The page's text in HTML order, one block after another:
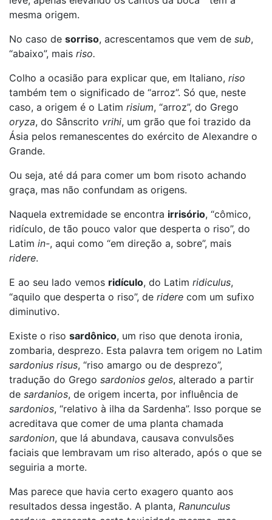
mesma origem.
No caso de sorriso, acrescentamos que vem de sub,
“abaixo”, mais riso.
Colho a ocasião para explicar que, em Italiano, riso
também tem o significado de “arroz”. Só que, neste
caso, a origem é o Latim risium, “arroz”, do Grego
oryza, do Sânscrito vrihi, um grão que foi trazido da
Ásia pelos remanescentes do exército de Alexandre o
Grande.
Ou seja, até dá para comer um bom risoto achando
graça, mas não confundam as origens.
Naquela extremidade se encontra irrisório, “cômico,
ridículo, de tão pouco valor que desperta o riso”, do
Latim in-, aqui como “em direção a, sobre”, mais
ridere.
E ao seu lado vemos ridículo, do Latim ridiculus,
“aquilo que desperta o riso”, de ridere com um sufixo
diminutivo.
Existe o riso sardônico, um riso que denota ironia,
zombaria, desprezo. Esta palavra tem origem no Latim
sardonius risus, “riso amargo ou de desprezo”,
tradução do Grego sardonios gelos, alterado a partir
de sardanios, de origem incerta, por influência de
sardonios, “relativo à ilha da Sardenha”. Isso porque se
acreditava que comer de uma planta chamada
sardonion, que lá abundava, causava convulsões
faciais que lembravam um riso alterado, após o que se
seguiria a morte.
Mas parece que havia certo exagero quanto aos
resultados dessa ingestão. A planta, Ranunculus